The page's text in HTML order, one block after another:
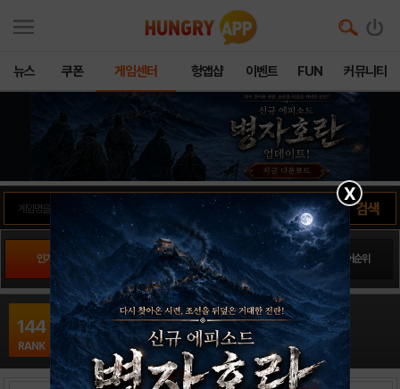
뉴스 쿠폰 게임센터 헝앱샵 이벤트 FUN 커뮤니티
인기게임 팬사이트순위 PLAY스토어순위 앱스토어순위
144
RANK
와일드버스터16
MMORPG / 누리스타덕스
출시일: 0000-00-00
X